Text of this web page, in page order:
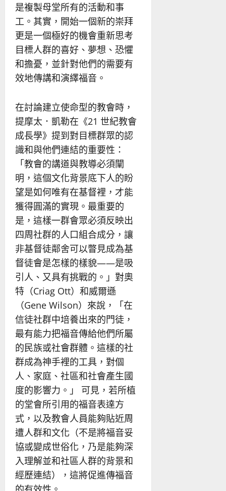
是複製母堂所有的活動和事
工。其實，開始一個新的崇拜
更是一個極好的機會重新思考
目標人群的喜好、夢想、恐懼
和擔憂，並針對他們的需要有
效地傳講和演繹福音。
在討論建立使命型的教會時，
提摩太．凱勒在《21 世紀教會
成長學》提到對目標群眾的認
識和與他們連結的重要性：
「教會的講道與教導必須闡
明，這個文化背景底下人的盼
望是如何唯有在基督裡，才能
獲得圓滿的實現。最重要的
是，這樣一群會眾必須反映出
四周社群的人口組合成分，讓
非基督徒鄰舍可以瞥見成為基
督徒會是怎樣的樣貌——是吸
引人、又具有挑戰的。」對奧
特（Criag Ott）和威爾遜
（Gene Wilson）來說，「在
信徒社群中培養出來的門徒，
最有能力把福音傳給他們所屬
的民族或社會群體。這樣的社
群成為神手裡的工具，對個
人、家庭、社區和社會產生國
度的影響力。」 可見，若所植
的堂會所引用的福音表達方
式，以及教會人員能夠貼近周
遭人群和文化（不是將福音妥
協或變成世俗化，乃是能夠深
入理解並和社區人群的背景和
經歷連結），這將促進傳福音